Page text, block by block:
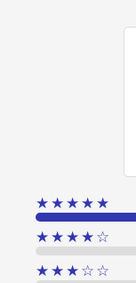
★★★★★
★★★★☆
★★★☆☆